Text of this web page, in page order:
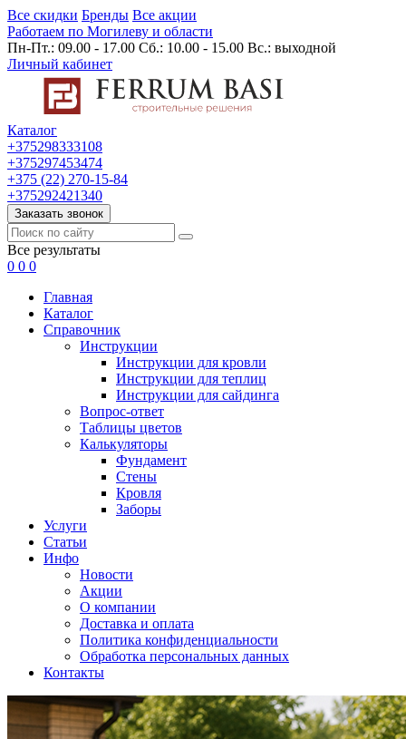
Все скидки Бренды Все акции
Работаем по Могилеву и области
Пн-Пт.: 09.00 - 17.00 Сб.: 10.00 - 15.00 Вс.: выходной
Личный кабинет
Каталог
+375298333108
+375297453474
+375 (22) 270-15-84
+375292421340
Заказать звонок
Все результаты
0 0 0
Главная
Каталог
Cправочник
Инструкции
Инструкции для кровли
Инструкции для теплиц
Инструкции для сайдинга
Вопрос-ответ
Таблицы цветов
Калькуляторы
Фундамент
Стены
Кровля
Заборы
Услуги
Статьи
Инфо
Новости
Акции
О компании
Доставка и оплата
Политика конфиденциальности
Обработка персональных данных
Контакты